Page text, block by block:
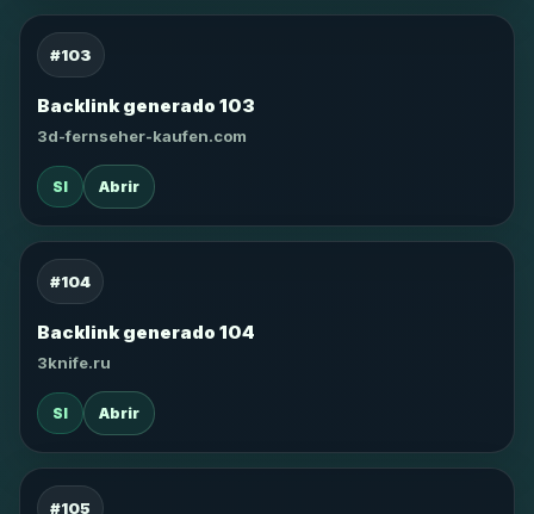
#103
Backlink generado 103
3d-fernseher-kaufen.com
SI Abrir
#104
Backlink generado 104
3knife.ru
SI Abrir
#105